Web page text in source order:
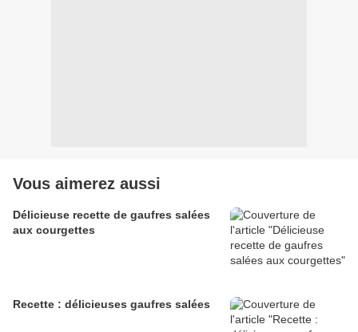
Vous aimerez aussi
Délicieuse recette de gaufres salées
aux courgettes
Recette : délicieuses gaufres salées